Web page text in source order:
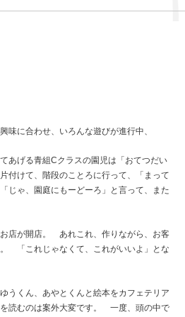
味に合わせ、いろんな遊びが進行中、
あげる青組Cクラスの園児は「おてつだい
付けて、階段のことろに行って、「まって
じゃ、園庭にもーどーろ」と言って、また
店が開店。 あれこれ、作りながら、お客
「これじゃなくて、これがいいよ」とな
うくん、あやとくんと絵本をカフェテリア
読むのは案外大変です。 一度、頭の中で